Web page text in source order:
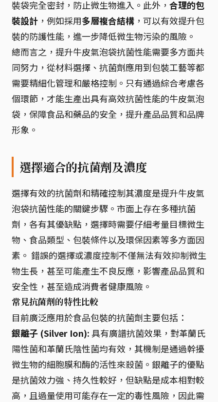
裝袋完全密封，防止微生物進入。此外， 合理的包
裝設計 ，例如採用多層複合結構 ，可以有效提升包
裝的防護性能，進一步降低微生物污染的風險。
總而言之，提升牛皮氣泡袋抗菌性能需要多方面共
同努力，從材料選擇、抗菌劑應用到包裝工藝等都
需要精細化管理和嚴格控制。只有通過綜合考慮各
個環節，才能生產出具有高效抗菌性能的牛皮氣泡
袋，保障食品和藥品的安全，提升產品品質和品牌
形象。
選擇適合的抗菌劑及濃度
選擇有效的抗菌劑和精確控制其濃度是提升牛皮氣
泡袋抗菌性能的關鍵步驟。市面上存在多種抗菌
劑，各有其優缺點，選擇時需要仔細考量目標微生
物、食品類型、包裝條件以及環保因素等多方面因
素。 錯誤的選擇或濃度控制不僅無法有效抑制微生
物生長，甚至可能產生不良反應，影響產品品質和
安全性，甚至造成消費者健康風險。
常見抗菌劑的特性比較
目前廣泛應用於食品包裝的抗菌劑主要包括：
銀離子 (Silver Ion):具有廣譜抗菌效果，對革蘭氏
陽性菌和革蘭氏陰性菌均有效，其機制是通過幹擾
微生物的細胞膜和酶的活性來殺菌。銀離子的優點
是抗菌效力強、持久性較好，但缺點是成本相對較
高，且過量使用可能存在一定的毒性風險，因此需